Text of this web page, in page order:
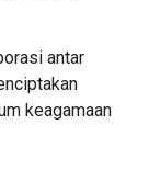
antar
keagamaan